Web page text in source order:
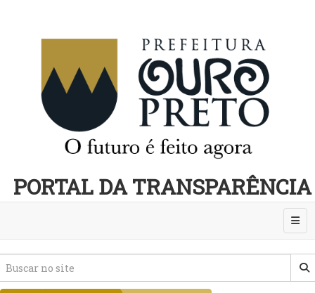
PORTAL DA TRANSPARÊNCIA